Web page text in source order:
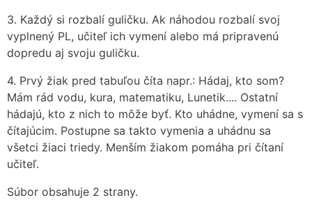
3. Každý si rozbalí guličku. Ak náhodou rozbalí svoj
vyplnený PL, učiteľ ich vymení alebo má pripravenú
dopredu aj svoju guličku.
4. Prvý žiak pred tabuľou číta napr.: Hádaj, kto som?
Mám rád vodu, kura, matematiku, Lunetik.... Ostatní
hádajú, kto z nich to môže byť. Kto uhádne, vymení sa s
čítajúcim. Postupne sa takto vymenia a uhádnu sa
všetci žiaci triedy. Menším žiakom pomáha pri čítaní
učiteľ.
Súbor obsahuje 2 strany.